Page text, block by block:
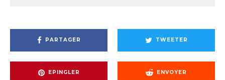
PARTAGER TWEETER
EPINGLER ENVOYER